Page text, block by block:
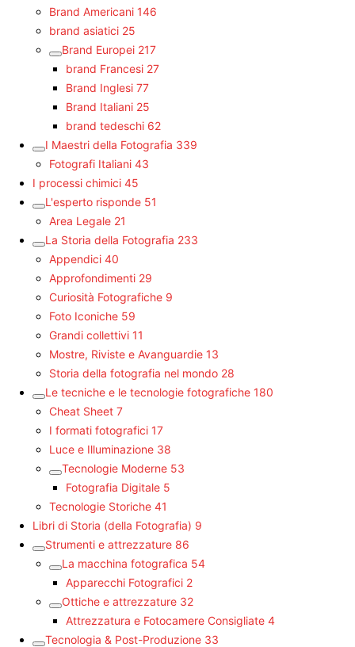
Brand Americani 146
brand asiatici 25
Brand Europei 217
brand Francesi 27
Brand Inglesi 77
Brand Italiani 25
brand tedeschi 62
I Maestri della Fotografia 339
Fotografi Italiani 43
I processi chimici 45
L'esperto risponde 51
Area Legale 21
La Storia della Fotografia 233
Appendici 40
Approfondimenti 29
Curiosità Fotografiche 9
Foto Iconiche 59
Grandi collettivi 11
Mostre, Riviste e Avanguardie 13
Storia della fotografia nel mondo 28
Le tecniche e le tecnologie fotografiche 180
Cheat Sheet 7
I formati fotografici 17
Luce e Illuminazione 38
Tecnologie Moderne 53
Fotografia Digitale 5
Tecnologie Storiche 41
Libri di Storia (della Fotografia) 9
Strumenti e attrezzature 86
La macchina fotografica 54
Apparecchi Fotografici 2
Ottiche e attrezzature 32
Attrezzatura e Fotocamere Consigliate 4
Tecnologia & Post-Produzione 33